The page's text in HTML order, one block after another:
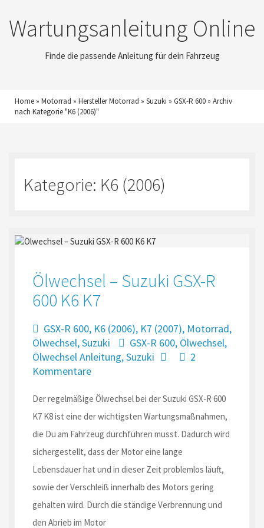
Wartungsanleitung Online
Finde die passende Anleitung für dein Fahrzeug
Home » Motorrad » Hersteller Motorrad » Suzuki » GSX-R 600 » Archiv
nach Kategorie "K6 (2006)"
Kategorie: K6 (2006)
Ölwechsel – Suzuki GSX-R
600 K6 K7
GSX-R 600, K6 (2006), K7 (2007), Motorrad,
Ölwechsel,Suzuki GSX-R 600, Ölwechsel,
Ölwechsel Anleitung,Suzuki
2
Kommentare
Der regelmäßige Ölwechsel bei der Suzuki GSX-R 600
K7 K8 ist eine der wichtigsten Wartungsmaßnahmen,
die Du am Fahrzeug durchführen musst. Dadurch wird
sichergestellt, dass der Motor eine lange
Lebensdauer hat und in dieser Zeit problemlos läuft,
sowie der Verschleiß innerhalb des Motors gering
gehalten wird. Durch die ständige Verbrennung und
den Abrieb im Motor